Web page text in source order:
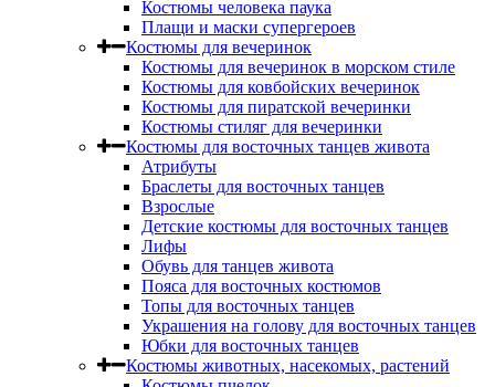
Костюмы человека паука
Плащи и маски супергероев
Костюмы для вечеринок
Костюмы для вечеринок в морском стиле
Костюмы для ковбойских вечеринок
Костюмы для пиратской вечеринки
Костюмы стиляг для вечеринки
Костюмы для восточных танцев живота
Атрибуты
Браслеты для восточных танцев
Взрослые
Детские костюмы для восточных танцев
Лифы
Обувь для танцев живота
Пояса для восточных костюмов
Топы для восточных танцев
Украшения на голову для восточных танцев
Юбки для восточных танцев
Костюмы животных, насекомых, растений